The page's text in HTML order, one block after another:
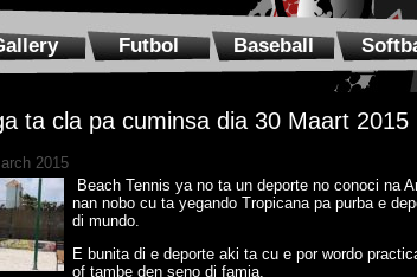
Futbol Baseball
ta cla pa cuminsa dia 30 Maart 2015
2015
Beach Tennis ya no ta un deporte no conoci na
nan nobo cu ta yegando Tropicana pa purba e
di mundo.
E bunita di e deporte aki ta cu e por wordo
of tambe den seno di famia.